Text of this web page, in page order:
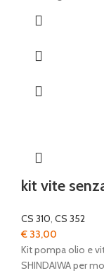
kit vite
CS 310, CS 352
€ 33,00
Kit pompa olio e
SHINDAIWA per